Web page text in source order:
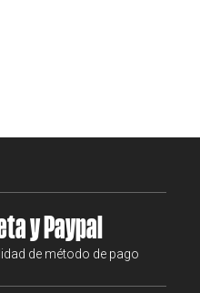
y Paypal
de método de pago